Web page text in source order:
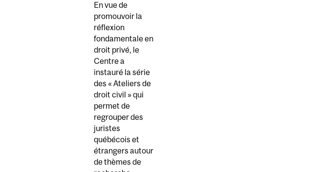
En vue de
promouvoir la
réflexion
fondamentale en
droit privé, le
Centre a
instauré la série
des « Ateliers de
droit civil » qui
permet de
regrouper des
juristes
québécois et
étrangers autour
de thèmes de